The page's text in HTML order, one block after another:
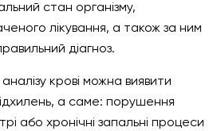
стан організму,
лікування, а також за ним
діагноз.
крові можна виявити
а саме: порушення
або хронічні запальні процеси